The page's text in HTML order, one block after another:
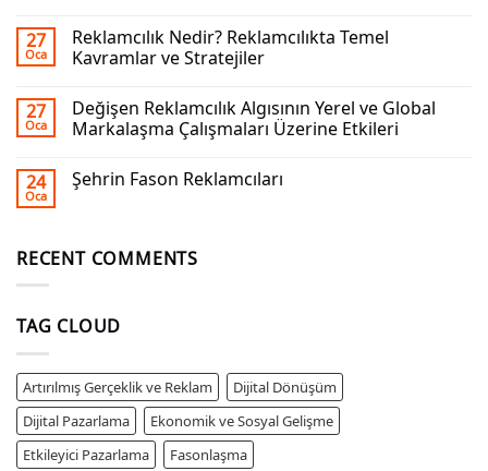
27
Oca
Reklamcılık Nedir? Reklamcılıkta Temel
Kavramlar ve Stratejiler
27
Oca
Değişen Reklamcılık Algısının Yerel ve Global
Markalaşma Çalışmaları Üzerine Etkileri
24
Oca
Şehrin Fason Reklamcıları
RECENT COMMENTS
TAG CLOUD
Artırılmış Gerçeklik ve Reklam
Dijital Dönüşüm
Dijital Pazarlama
Ekonomik ve Sosyal Gelişme
Etkileyici Pazarlama
Fasonlaşma